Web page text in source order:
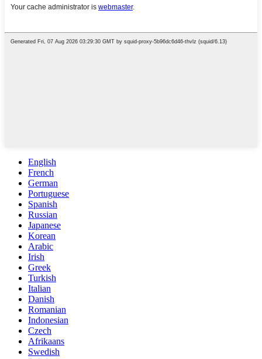
English
French
German
Portuguese
Spanish
Russian
Japanese
Korean
Arabic
Irish
Greek
Turkish
Italian
Danish
Romanian
Indonesian
Czech
Afrikaans
Swedish